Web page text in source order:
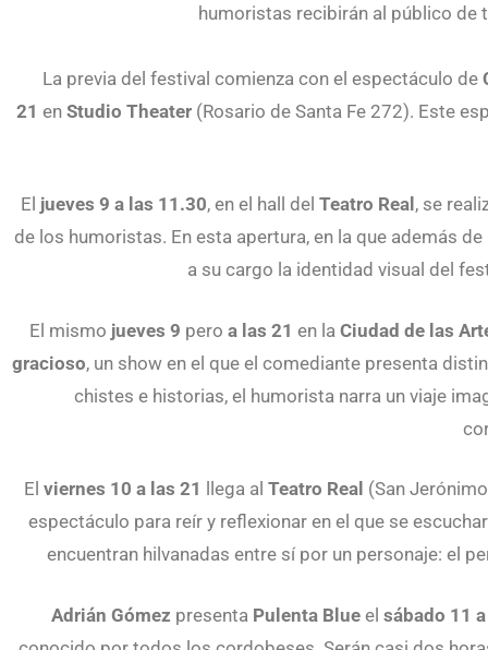
humoristas recibirán al público de
La previa del festival comienza con el espectáculo de
21 en Studio Theater (Rosario de Santa Fe 272). Este
El jueves 9 a las 11.30, en el hall del Teatro Real , se
de los humoristas. En esta apertura, en la que además
a su cargo la identidad visual del
El mismo jueves 9 pero a las 21 en la Ciudad de las
gracioso, un show en el que el comediante presenta
chistes e historias, el humorista narra un viaje
El viernes 10 a las 21 llega al Teatro Real (San
espectáculo para reír y reflexionar en el que se
encuentran hilvanadas entre sí por un personaje: el
Adrián Gómez presenta Pulenta Blue el sábado 11